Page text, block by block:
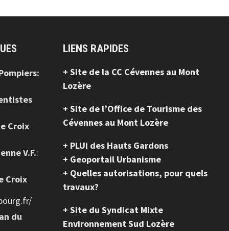
Croix
V.F.:
Croix
du
LIENS RAPIDES
+ Site de la CC Cévennes au Mont
Lozère
+ Site de l’Office de Tourisme des
Cévennes au Mont Lozère
+ PLUi des Hauts Gardons
+ Geoportail Urbanisme
+ Quelles autorisations, pour quels
travaux?
+ Site du Syndicat Mixte
Environnement Sud Lozère